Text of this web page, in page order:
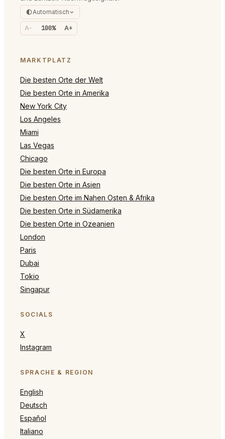
Automatisch
A- 100% A+
MARKTPLATZ
Die besten Orte der Welt
Die besten Orte in Amerika
New York City
Los Angeles
Miami
Las Vegas
Chicago
Die besten Orte in Europa
Die besten Orte in Asien
Die besten Orte im Nahen Osten & Afrika
Die besten Orte in Südamerika
Die besten Orte in Ozeanien
London
Paris
Dubai
Tokio
Singapur
SOCIALS
X
Instagram
SPRACHE & REGION
English
Deutsch
Español
Italiano